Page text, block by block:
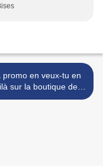
promo en veux-tu en
sur la boutique de
MAEVA >